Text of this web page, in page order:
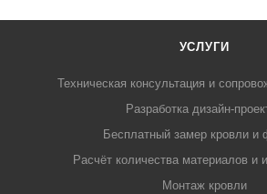
УСЛУГИ
Техническая консультация и
Разработка дизайн-
Бесплатный замер кровли и
Расчёт количества материалов и
Монтаж кровли